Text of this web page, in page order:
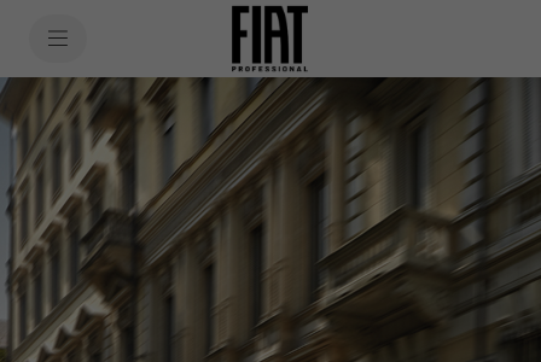
SkiptoNavigationText